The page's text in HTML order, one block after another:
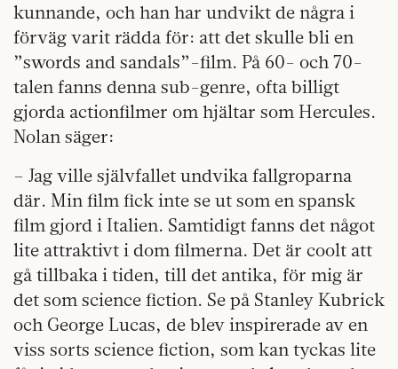
kunnande, och han har undvikt de några i
förväg varit rädda för: att det skulle bli en
”swords and sandals”-film. På 60- och 70-
talen fanns denna sub-genre, ofta billigt
gjorda actionfilmer om hjältar som Hercules.
Nolan säger:
– Jag ville självfallet undvika fallgroparna
där. Min film fick inte se ut som en spansk
film gjord i Italien. Samtidigt fanns det något
lite attraktivt i dom filmerna. Det är coolt att
gå tillbaka i tiden, till det antika, för mig är
det som science fiction. Se på Stanley Kubrick
och George Lucas, de blev inspirerade av en
viss sorts science fiction, som kan tyckas lite